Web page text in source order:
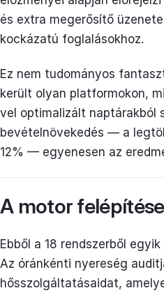
és extra megerősítő
kockázatú foglalásokhoz.
Ez nem tudományos
került olyan platformokon,
vel optimalizált naptárakból
bevételnövekedés — a
12% — egyenesen az
A motor felépítése
Ebből a 18 rendszerből
Az óránkénti nyereség
hősszolgáltatásaidat,